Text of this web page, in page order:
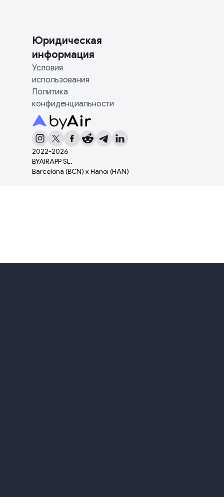
2022-2026
BYAIRAPP SL.
Barcelona (BCN) x Hanoi (HAN)
Юридическая
информация
Условия
использования
Политика
конфиденциальности